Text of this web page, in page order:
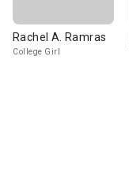
Rachel A. Ramras
College Girl